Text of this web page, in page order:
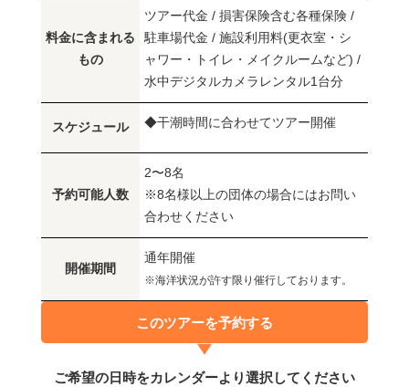
料金に含まれる
もの
ツアー代金 / 損害保険含む各種保険 /
駐車場代金 / 施設利用料(更衣室・シ
ャワー・トイレ・メイクルームなど) /
水中デジタルカメラレンタル1台分
スケジュール ◆干潮時間に合わせてツアー開催
予約可能人数
2〜8名
※8名様以上の団体の場合にはお問い
合わせください
開催期間
通年開催
※海洋状況が許す限り催行しております。
このツアーを予約する
ご希望の日時をカレンダーより選択してください